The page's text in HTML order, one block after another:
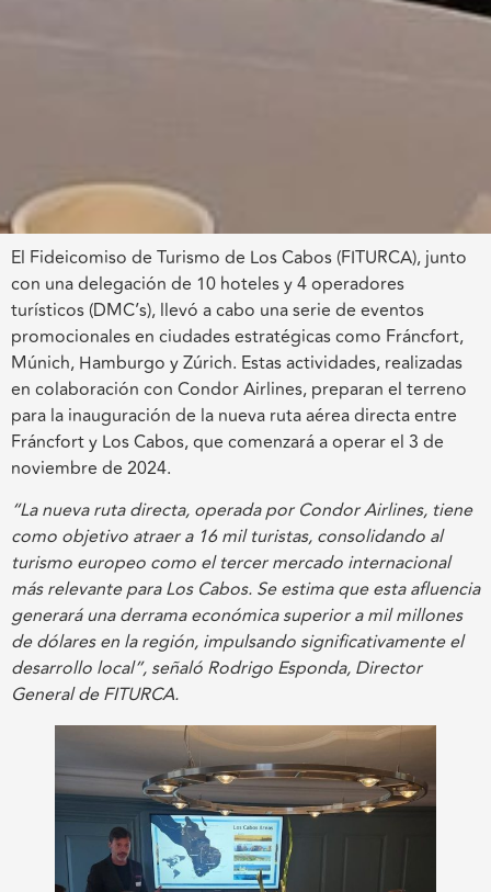
El Fideicomiso de Turismo de Los Cabos (FITURCA), junto
con una delegación de 10 hoteles y 4 operadores
turísticos (DMC’s), llevó a cabo una serie de eventos
promocionales en ciudades estratégicas como Fráncfort,
Múnich, Hamburgo y Zúrich. Estas actividades, realizadas
en colaboración con Condor Airlines, preparan el terreno
para la inauguración de la nueva ruta aérea directa entre
Fráncfort y Los Cabos, que comenzará a operar el 3 de
noviembre de 2024.
“La nueva ruta directa, operada por Condor Airlines, tiene
como objetivo atraer a 16 mil turistas, consolidando al
turismo europeo como el tercer mercado internacional
más relevante para Los Cabos. Se estima que esta afluencia
generará una derrama económica superior a mil millones
de dólares en la región, impulsando significativamente el
desarrollo local”, señaló Rodrigo Esponda, Director
General de FITURCA.